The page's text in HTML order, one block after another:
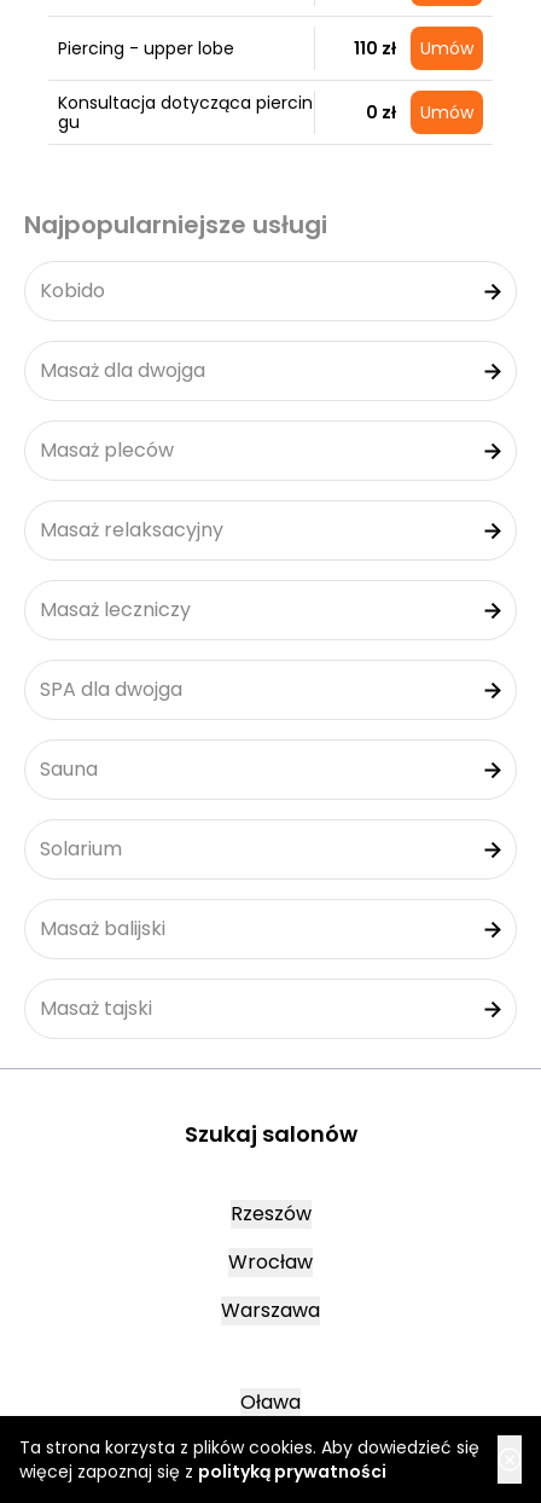
Ta strona korzysta z plików cookies. Aby dowiedzieć się
więcej zapoznaj się z polityką prywatności
Piercing - upper lobe 110 zł Umów
Konsultacja dotycząca piercin
gu
0 zł Umów
Najpopularniejsze usługi
Kobido
Masaż dla dwojga
Masaż pleców
Masaż relaksacyjny
Masaż leczniczy
SPA dla dwojga
Sauna
Solarium
Masaż balijski
Masaż tajski
Szukaj salonów
Rzeszów
Wrocław
Warszawa
Oława
Kraków